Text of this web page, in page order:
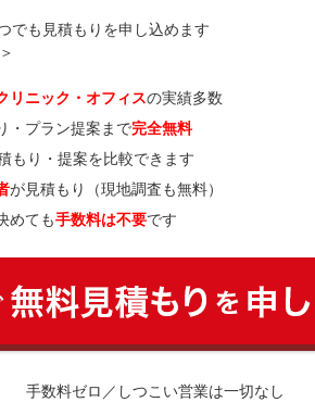
でも見積もりを申し込めます
リニック・オフィスの実績多数
・プラン提案まで完全無料
もり・提案を比較できます
が見積もり（現地調査も無料）
めても手数料は不要です
手数料ゼロ／しつこい営業は一切なし